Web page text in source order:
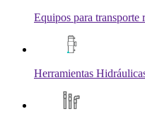
Equipos para transporte
Herramientas